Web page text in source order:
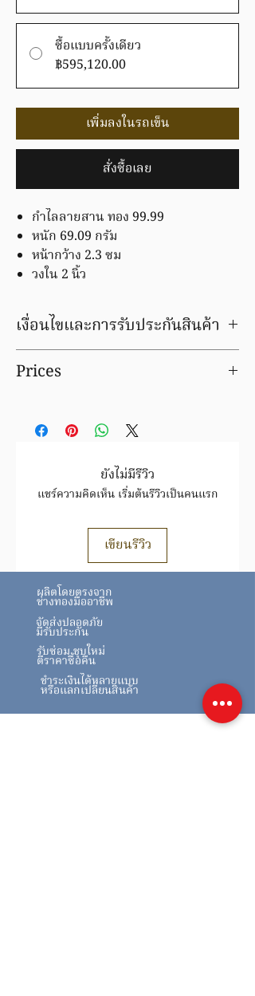
ซื้อแบบครั้งเดียว
฿595,120.00
เพิ่มลงในรถเข็น
สั่งซื้อเลย
กำไลลายสาน ทอง 99.99
หนัก 69.09 กรัม
หน้ากว้าง 2.3 ซม
วงใน 2 นิ้ว
เงื่อนไขและการรับประกันสินค้า
รับเปลี่ยน/ขายคืน ได้ตามราคาตลาดทอง ขึ้น/
ได้ที่FAQ
Prices
an estimate only and can vary slightly
depending upon the metal price, the
tolerances which we are able to
achieve.
since the prices that feature in the
sales agreement regarding the delivery
of goods are subject to changes in
rates on the financial markets, over
which we have no influence.
ยังไม่มีรีวิว
แชร์ความคิดเห็น เริ่มต้นรีวิวเป็นคนแรก
เขียนรีวิว
ผลิตโดยตรงจาก
ช่างทองมืออาชีพ
จัดส่งปลอดภัย
มีรับประกัน
รับซ่อม ชุบใหม่
ตีราคาซื้อคืน
ชำระเงินได้หลายแบบ
หรือแลกเปลี่ยนสินค้า